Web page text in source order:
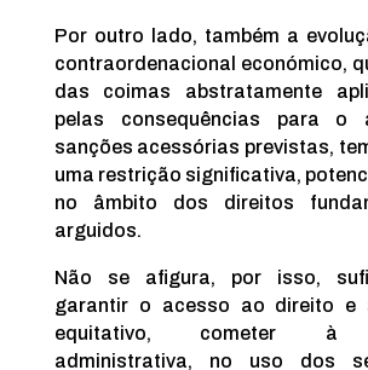
Por outro lado, também a
contraordenacional económico,
das coimas abstratamente
pelas consequências para o
sanções acessórias previstas,
uma restrição significativa,
no âmbito dos direitos
arguidos.
Não se afigura, por isso,
garantir o acesso ao direito e
equitativo, cometer à
administrativa, no uso dos